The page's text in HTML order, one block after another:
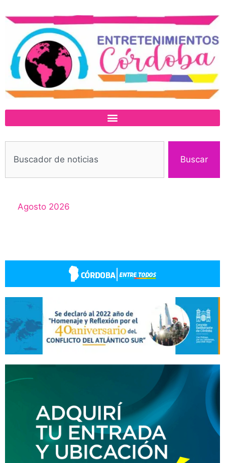
Buscar
Agosto 2026